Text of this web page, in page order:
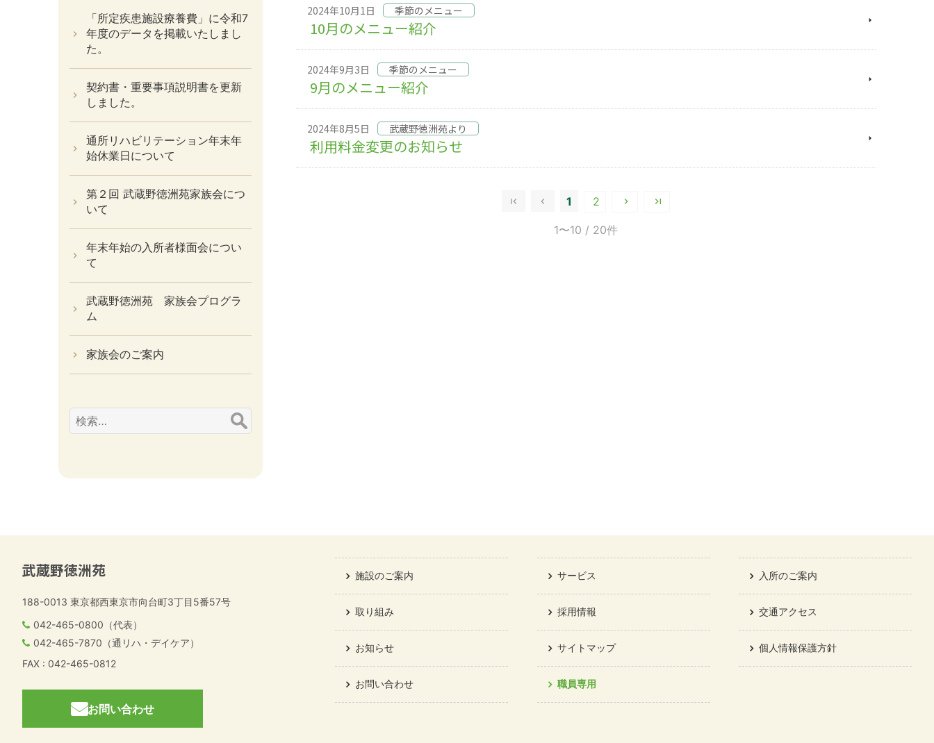
10月のメニュー紹介
2024年10月1日 季節のメニュー
9月のメニュー紹介
2024年9月3日 季節のメニュー
利用料金変更のお知らせ
2024年8月5日 武蔵野徳洲苑より
1 2
1〜10 / 20件
「所定疾患施設療養費」に令和7
年度のデータを掲載いたしまし
た。
契約書・重要事項説明書を更新
しました。
通所リハビリテーション年末年
始休業日について
第２回 武蔵野徳洲苑家族会につ
いて
年末年始の入所者様面会につい
て
武蔵野徳洲苑 家族会プログラ
ム
家族会のご案内
検
索:
武蔵野徳洲苑
188-0013 東京都西東京市向台町3丁目5番57号
042-465-0800（代表）
042-465-7870（通リハ・デイケア）
FAX : 042-465-0812
お問い合わせ
施設のご案内 サービス 入所のご案内
取り組み 採用情報 交通アクセス
お知らせ サイトマップ 個人情報保護方針
お問い合わせ 職員専用